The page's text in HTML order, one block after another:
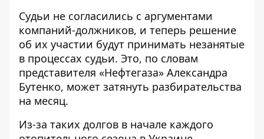
Судьи не согласились с аргументами
компаний-должников, и теперь решение
об их участии будут принимать незанятые
в процессах судьи. Это, по словам
представителя «Нефтегаза» Александра
Бутенко, может затянуть разбирательства
на месяц.
Из-за таких долгов в начале каждого